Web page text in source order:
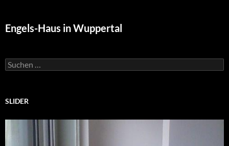
Engels-Haus in Wuppertal
Suchen
nach:
SLIDER